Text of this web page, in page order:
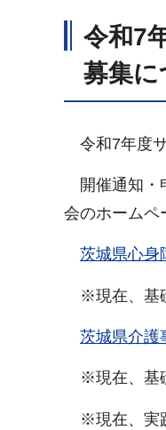
令和7
募集に
令和7年度
開催通知・
会のホームペ
茨城県心身
※現在、基
茨城県介護
※現在、基
※現在、実